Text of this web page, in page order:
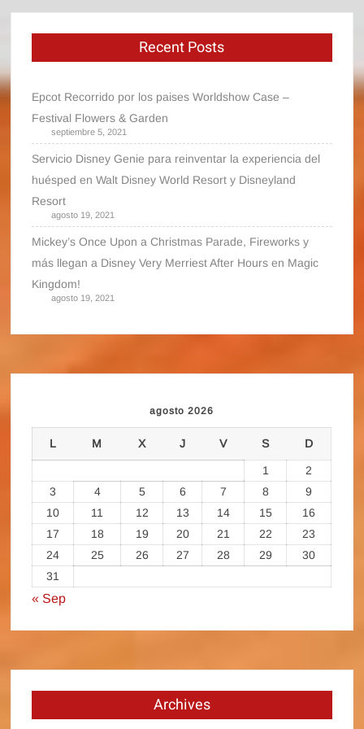
Recent Posts
Epcot Recorrido por los paises Worldshow Case –
Festival Flowers & Garden
septiembre 5, 2021
Servicio Disney Genie para reinventar la experiencia del
huésped en Walt Disney World Resort y Disneyland
Resort
agosto 19, 2021
Mickey’s Once Upon a Christmas Parade, Fireworks y
más llegan a Disney Very Merriest After Hours en Magic
Kingdom!
agosto 19, 2021
agosto 2026
L M X J V S D
1
2
3
4 5 6 7 8
9
10
11 12 13 14 15
16
17
18 19 20 21 22
23
24
25 26 27 28 29
30
31
« Sep
Archives